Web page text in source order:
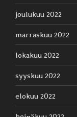
joulukuu 2022
marraskuu 2022
lokakuu 2022
syyskuu 2022
elokuu 2022